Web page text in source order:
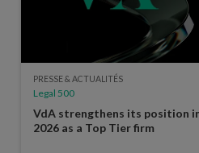
PRESSE & ACTUALITÉS
Legal 500
VdA strengthens its position
2026 as a Top Tier firm